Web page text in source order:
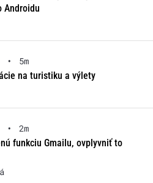
Androidu
•
5m
na turistiku a výlety
•
2m
funkciu Gmailu, ovplyvniť to